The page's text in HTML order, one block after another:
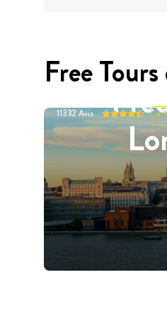
Free
11332 Avis